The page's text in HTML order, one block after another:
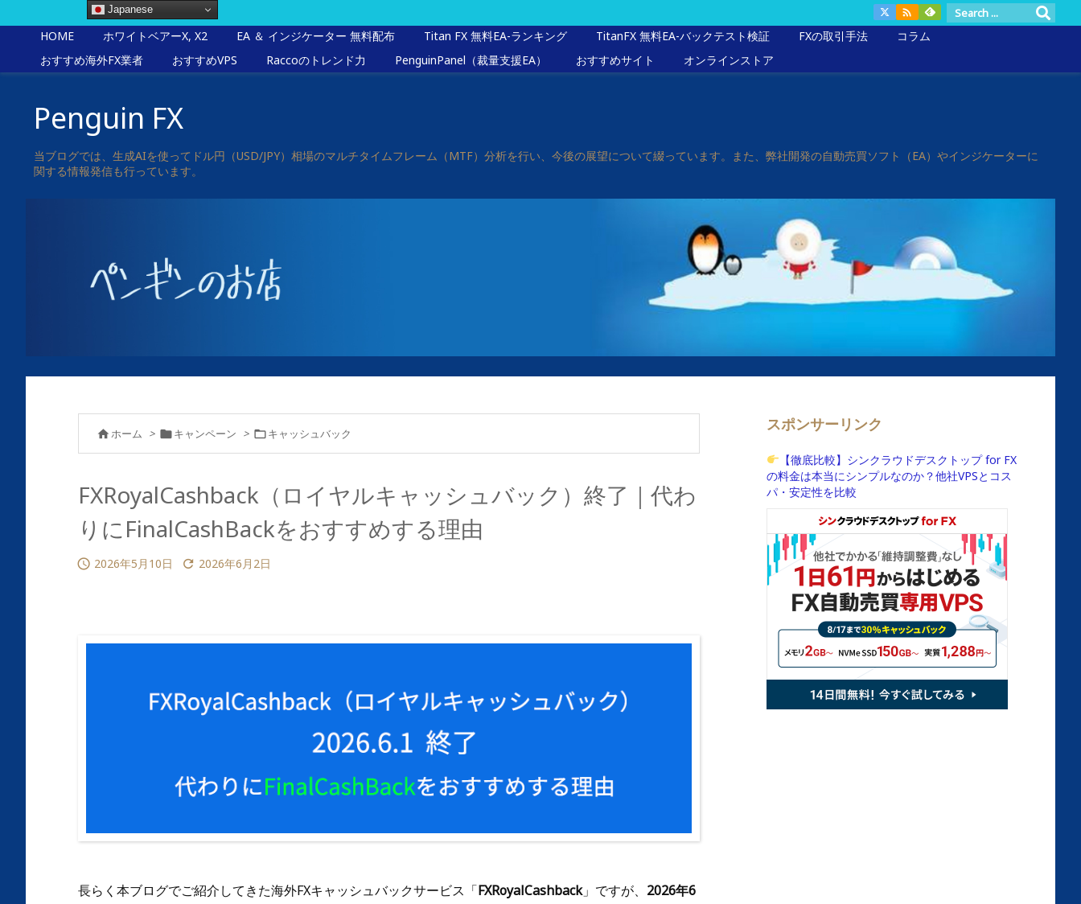
HOME ホワイトベアーX, X2 EA ＆ インジケーター 無料配布 Titan FX 無料EA-ランキング TitanFX 無料EA-バックテスト検証 FXの取引手法
コラム
おすすめ海外FX業者
おすすめVPS Raccoのトレンド力 PenguinPanel（裁量支援EA） おすすめサイト オンラインストア

Penguin FX
当ブログでは、生成AIを使ってドル円（USD/JPY）相場のマルチタイムフレーム（MTF）分析を行い、今後の展望について綴っています。また、弊社開発の自動売買ソフト（EA）やインジケーターに
関する情報発信も行っています。
ホーム > キャンペーン > キャッシュバック
FXRoyalCashback（ロイヤルキャッシュバック）終了｜代わ
りにFinalCashBackをおすすめする理由
 2026年5月10日  2026年6月2日
長らく本ブログでご紹介してきた海外FXキャッシュバックサービス「FXRoyalCashback」ですが、 2026年6
スポンサーリンク
【徹底比較】シンクラウドデスクトップ for FX
の料金は本当にシンプルなのか？他社VPSとコス
パ・安定性を比較
Japanese